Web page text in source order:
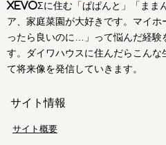
xevoΣに住む「ぱぱんと」「まま
ア、家庭菜園が大好きです。マイ
ったら良いのに…」って悩んだ経験
す。ダイワハウスに住んだらこんな
て将来像を発信していきます。
サイト情報
サイト概要